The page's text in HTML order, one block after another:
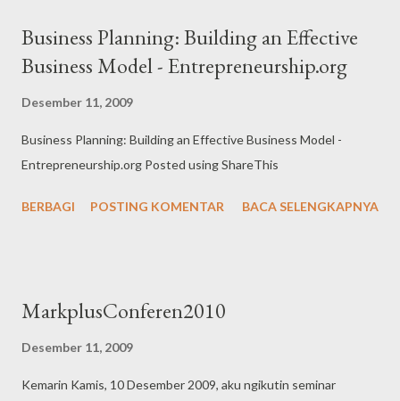
pegawai). selamat membaca
Business Planning: Building an Effective
Business Model - Entrepreneurship.org
Desember 11, 2009
Business Planning: Building an Effective Business Model -
Entrepreneurship.org Posted using ShareThis
BERBAGI POSTING KOMENTAR BACA SELENGKAPNYA
MarkplusConferen2010
Desember 11, 2009
Kemarin Kamis, 10 Desember 2009, aku ngikutin seminar